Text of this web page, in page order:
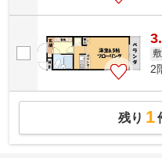
2
残り 1